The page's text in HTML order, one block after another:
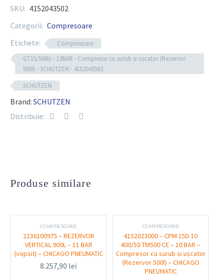
Capacitate rezervor: 500 litri
Motor electric de 15 CP pentru funcționare
Sistem de răcire avansat pentru performanță
continuă
Presiune maximă de lucru conform specificațiilor
tehnice
Construcție solidă, rezistentă la utilizare intensă
Elemente de siguranță integrate pentru operare în
continuă. Designul robust îl face potrivit pentru medii
solicitante, asigurând eficiență și fiabilitate.
SKU: 4152043502
Categorii: Compresoare
Etichete:
Compresoare
GT15/500U - 13BAR - Compresor cu surub si uscator (Rezervor
500l) - SCHUTZEN - 4152043502
SCHUTZEN
Brand: SCHUTZEN
Distribuie:
Produse similare
COMPRESOARE
2236100975 – REZERVOR
VERTICAL 900L – 11 BAR
(vopsit) – CHICAGO PNEUMATIC
8.257,90 lei
COMPRESOARE
4152023000 – CPM 15D 10
400/50 TM500 CE – 10 BAR –
Compresor cu surub si uscator
(Rezervor 500l) – CHICAGO
PNEUMATIC